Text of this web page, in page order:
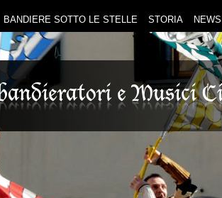
BANDIERE SOTTO LE STELLE STORIA NEWS